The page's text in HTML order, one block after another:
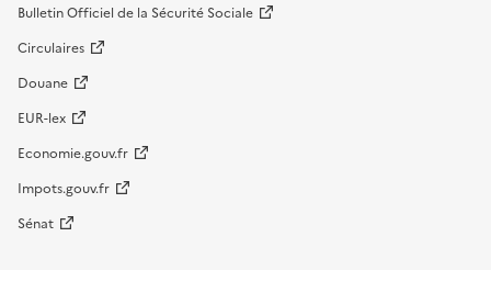
Bulletin Officiel de la Sécurité Sociale
Circulaires
Douane
EUR-lex
Economie.gouv.fr
Impots.gouv.fr
Sénat